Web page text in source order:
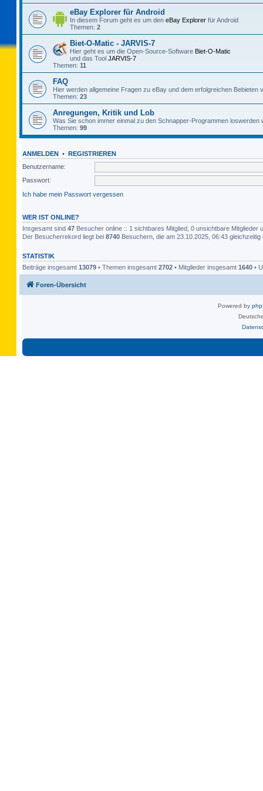
eBay Explorer für Android
In diesem Forum geht es um den eBay Explorer für Android
Themen: 2
Biet-O-Matic - JARVIS-7
Hier geht es um die Open-Source-Software Biet-O-Matic
und das Tool JARVIS-7
Themen: 11
FAQ
Hier werden allgemeine Fragen zu eBay und dem erfolgreichen Bebieten
Themen: 23
Anregungen, Kritik und Lob
Was Sie schon immer einmal zu den Schnapper-Programmen loswerden
Themen: 99
ANMELDEN • REGISTRIEREN
Benutzername:
Passwort:
Ich habe mein Passwort vergessen
WER IST ONLINE?
Insgesamt sind 47 Besucher online :: 1 sichtbares Mitglied, 0 unsichtbare
Der Besucherrekord liegt bei 8740 Besuchern, die am 23.10.2025, 06:43 gleichzeitig
STATISTIK
Beiträge insgesamt 13079 • Themen insgesamt 2702 • Mitglieder insgesamt 1640 •
Foren-Übersicht
Powered by